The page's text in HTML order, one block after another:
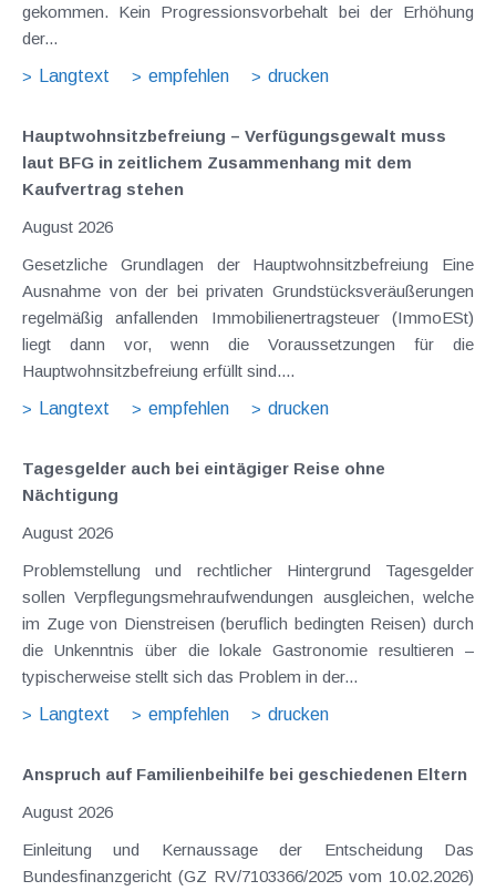
gekommen. Kein Progressionsvorbehalt bei der Erhöhung
der...
Langtext
empfehlen drucken
Hauptwohnsitz​­befreiung – Verfügungsgewalt muss
laut BFG in zeitlichem Zusammenhang mit dem
Kaufvertrag stehen
August 2026
Gesetzliche Grundlagen der Hauptwohnsitzbefreiung Eine
Ausnahme von der bei privaten Grundstücksveräußerungen
regelmäßig anfallenden Immobilienertragsteuer (ImmoESt)
liegt dann vor, wenn die Voraussetzungen für die
Hauptwohnsitzbefreiung erfüllt sind....
Langtext
empfehlen drucken
Tagesgelder auch bei eintägiger Reise ohne
Nächtigung
August 2026
Problemstellung und rechtlicher Hintergrund Tagesgelder
sollen Verpflegungsmehraufwendungen ausgleichen, welche
im Zuge von Dienstreisen (beruflich bedingten Reisen) durch
die Unkenntnis über die lokale Gastronomie resultieren –
typischerweise stellt sich das Problem in der...
Langtext
empfehlen drucken
Anspruch auf Familienbeihilfe bei geschiedenen Eltern
August 2026
Einleitung und Kernaussage der Entscheidung Das
Bundesfinanzgericht (GZ RV/7103366/2025 vom 10.02.2026)